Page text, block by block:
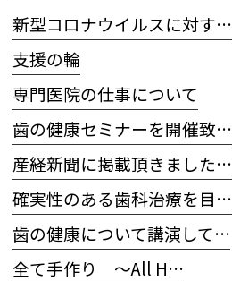
新型コロナウイルスに対す…
支援の輪
専門医院の仕事について
歯の健康セミナーを開催致…
産経新聞に掲載頂きました…
確実性のある歯科治療を目…
歯の健康について講演して…
全て手作り 〜All H…